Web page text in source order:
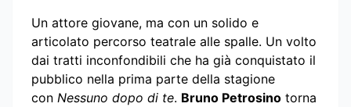
Un attore giovane, ma con un solido e
articolato percorso teatrale alle spalle. Un volto
dai tratti inconfondibili che ha già conquistato il
pubblico nella prima parte della stagione
con Nessuno dopo di te. Bruno Petrosino torna